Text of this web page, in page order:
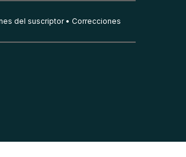
del suscriptor Correcciones